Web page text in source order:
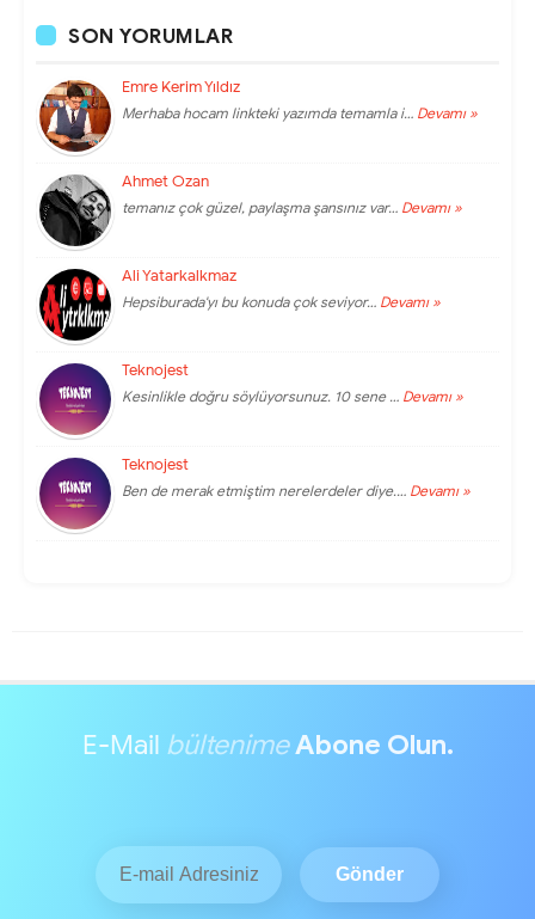
SON YORUMLAR
Emre Kerim Yıldız
Merhaba hocam linkteki yazımda temamla i… Devamı »
Ahmet Ozan
temanız çok güzel, paylaşma şansınız var… Devamı »
Ali Yatarkalkmaz
Hepsiburada'yı bu konuda çok seviyor… Devamı »
Teknojest
Kesinlikle doğru söylüyorsunuz. 10 sene … Devamı »
Teknojest
Ben de merak etmiştim nerelerdeler diye.… Devamı »
E-Mail bültenimeAbone Olun.